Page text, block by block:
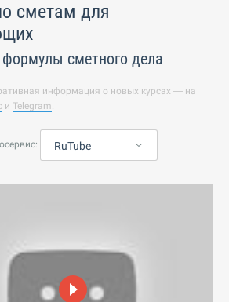
сметам для
сметного дела
информация о новых курсах — на
и Telegram.
RuTube